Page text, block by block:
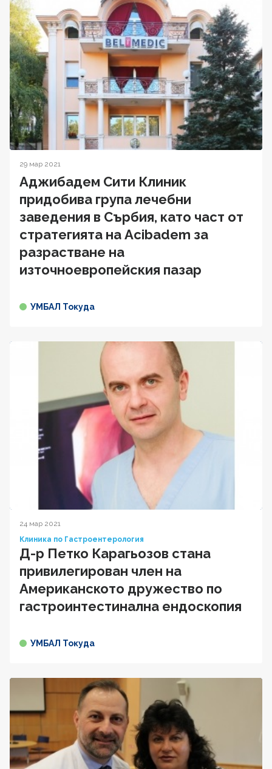
29 мар 2021
Аджибадем Сити Клиник
придобива група лечебни
заведения в Сърбия, като част от
стратегията на Acibadem за
разрастване на
източноевропейския пазар
УМБАЛ Токуда
24 мар 2021
Клиника по Гастроентерология
Д-р Петко Карагьозов стана
привилегирован член на
Американското дружество по
гастроинтестинална ендоскопия
УМБАЛ Токуда